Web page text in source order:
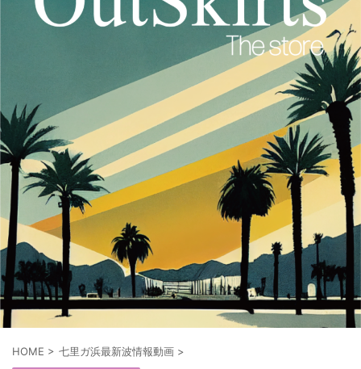
HOME > 七里ガ浜最新波情報動画 >